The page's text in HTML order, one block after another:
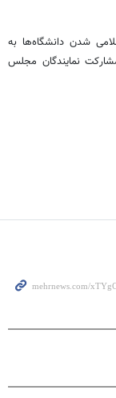
شدن دانشگاه‌ها به
نمایندگان مجلس